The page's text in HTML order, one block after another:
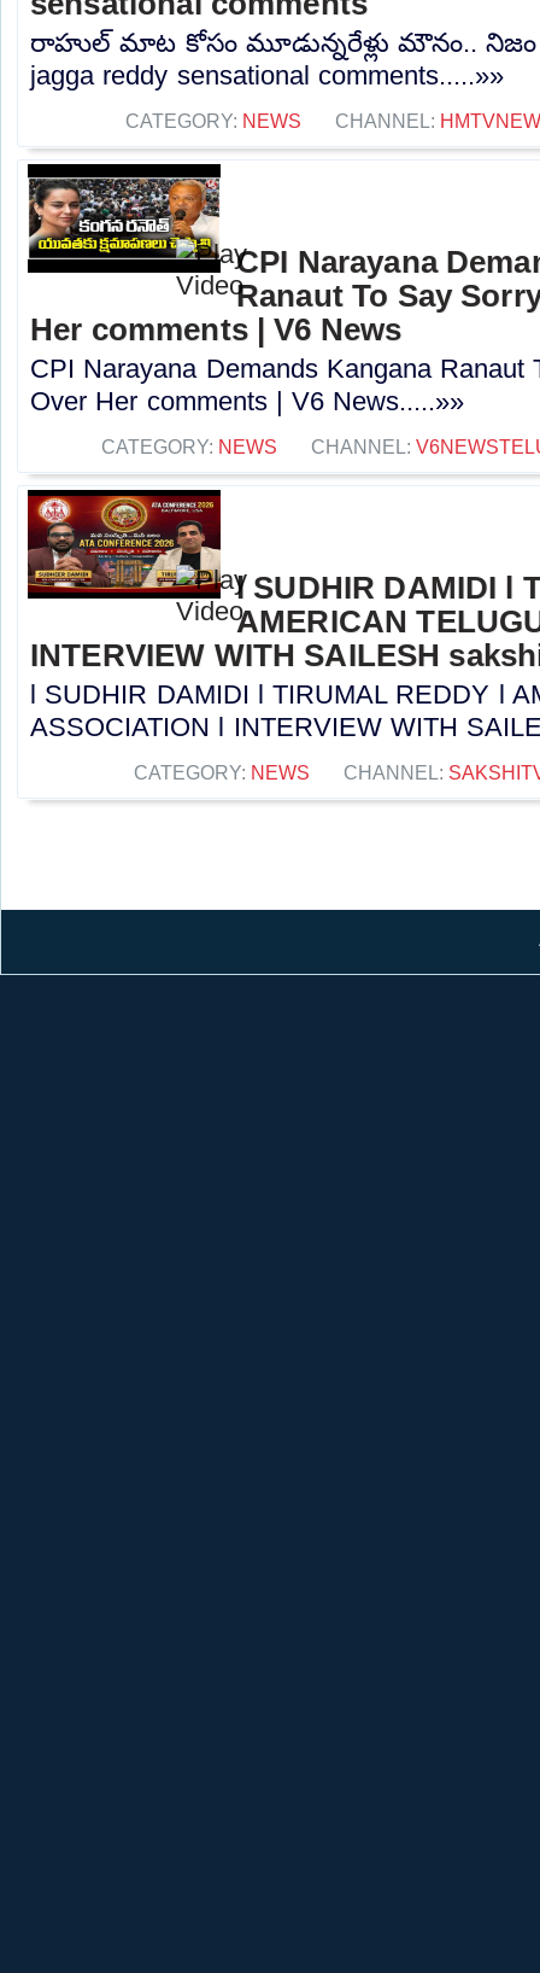
రాహుల్ మాట కోసం మూడున్నరేళ్లు మౌనం.. నిజం
jagga reddy sensational comments.....»»
CATEGORY: NEWS CHANNEL:
CPI Narayana
Ranaut To Say
Her comments | V6 News
CPI Narayana Demands Kangana Ranaut
Over Her comments | V6 News.....»»
CATEGORY: NEWS CHANNEL:
l SUDHIR DAMIDI l
AMERICAN
INTERVIEW WITH SAILESH
l SUDHIR DAMIDI l TIRUMAL REDDY l
ASSOCIATION l INTERVIEW WITH
CATEGORY: NEWS CHANNEL: